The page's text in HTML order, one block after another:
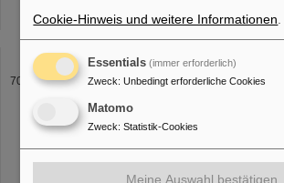
ionspecies, which are available as beams at
2014
simulatioms of thin solid carbon foils for
current uranium
GSI Physical Review Special Topics -
Authors: N. A [...] acc-ph) Authors: P.
Cookie-Hinweis und weitere Informationen
Essentials (immer erforderlich)
Zweck: Unbedingt erforderliche Cookies
Matomo
Zweck: Statistik-Cookies
Meine Auswahl bestätigen